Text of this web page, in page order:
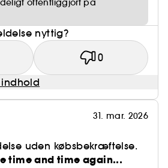
offentliggjort på
nyttig?
0
31. mar. 2026
uden købsbekræftelse.
time and time again...